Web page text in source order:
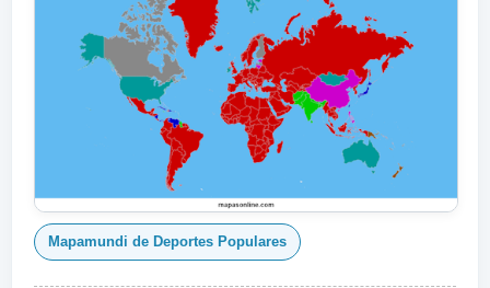
Mapamundi de Deportes Populares